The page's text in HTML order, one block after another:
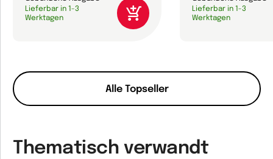
Alle Topseller
Lieferbar in 1-3
Werktagen
Lieferbar in 1-3
Werktagen
Thematisch verwandt